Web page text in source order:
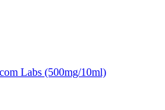
Labs (500mg/10ml)